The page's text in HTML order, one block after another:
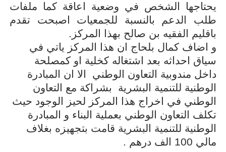
يحتاجها الشخص في وضعية اعاقة كما ملفات
طلب الدعم بالنسبة للجمعيات اصبحت تقدم
باقليم الفقيه بن صالح بهذا المركز.
و اضاف كمال بلحاج ان هذا المركز ياتي في
سياق احداثه بعد اشتغاله كخلية او كمصلحة
داخل مندوبية التعاون الوطني
الا ان المبادرة
الوطنية للتنمية البشرية
بشراكة مع التعاون
الوطني في اخراج هذا المركز لحيز الوجود حيث
تكلف التعاون الوطني بعملية البناء و المبادرة
الوطنية للتنمية البشرية قامت بتجهيزه بغلاف
مالي 100 الف درهم .